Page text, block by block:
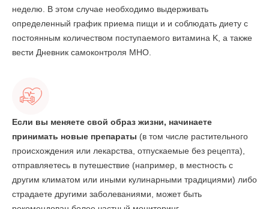
неделю. В этом случае необходимо выдерживать
определенный график приема пищи и и соблюдать диету с
постоянным количеством поступаемого витамина K, а также
вести Дневник самоконтроля МНО.
Если вы меняете свой образ жизни, начинаете
принимать новые препараты (в том числе растительного
происхождения или лекарства, отпускаемые без рецепта),
отправляетесь в путешествие (например, в местность с
другим климатом или иными кулинарными традициями) либо
страдаете другими заболеваниями, может быть